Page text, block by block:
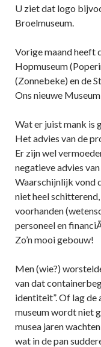
U ziet dat logo
Broelmuseum.
Vorige maand heeft
Hopmuseum
(Zonnebeke) en de
Ons nieuwe
Wat er juist mank is
Het advies van de
Er zijn wel
negatieve advies
Waarschijnlijk vond
niet heel
voorhanden
personeel en
Zo’n mooi gebouw!
Men (wie?)
van dat
identiteit”. Of lag de
museum wordt niet
musea jaren
wat in de pan